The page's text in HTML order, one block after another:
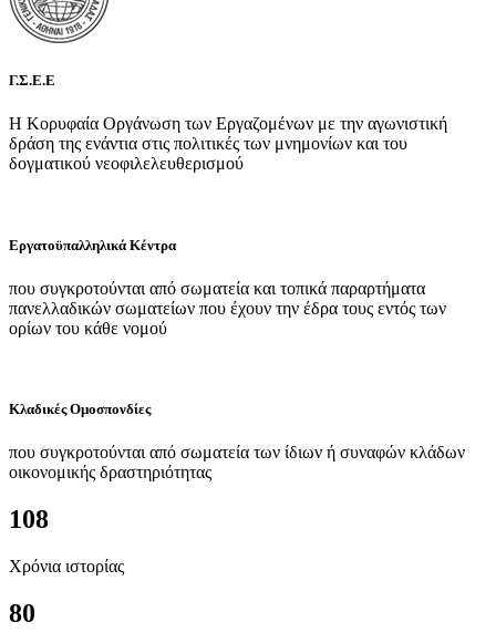
Γ.Σ.Ε.Ε
Η Κορυφαία Οργάνωση των Εργαζομένων με την αγωνιστική
δράση της ενάντια στις πολιτικές των μνημονίων και του
δογματικού νεοφιλελευθερισμού
Εργατοϋπαλληλικά Κέντρα
που συγκροτούνται από σωματεία και τοπικά παραρτήματα
πανελλαδικών σωματείων που έχουν την έδρα τους εντός των
ορίων του κάθε νομού
Κλαδικές Ομοσπονδίες
που συγκροτούνται από σωματεία των ίδιων ή συναφών κλάδων
οικονομικής δραστηριότητας
108
Χρόνια ιστορίας
80